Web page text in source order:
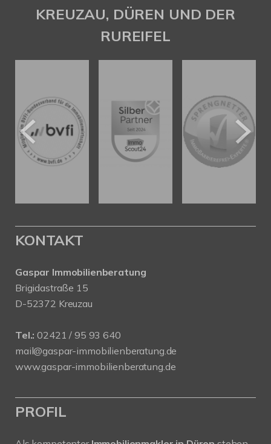
KREUZAU, DÜREN UND DER
RUREIFEL
KONTAKT
Gaspar Immobilienberatung
Brigidastraße 15
D-52372 Kreuzau
Tel.: 02421 / 95 93 640
mail@gaspar-immobilienberatung.de
www.gaspar-immobilienberatung.de
PROFIL